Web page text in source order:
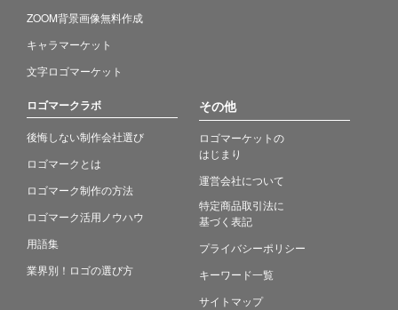
ZOOM背景画像無料作成
キャラマーケット
文字ロゴマーケット
ロゴマークラボ
後悔しない制作会社選び
ロゴマークとは
ロゴマーク制作の方法
ロゴマーク活用ノウハウ
用語集
業界別！ロゴの選び方
その他
ロゴマーケットの
はじまり
運営会社について
特定商品取引法に
基づく表記
プライバシーポリシー
キーワード一覧
サイトマップ